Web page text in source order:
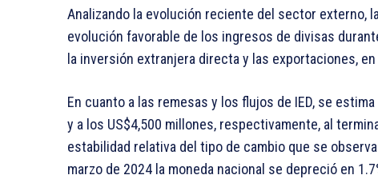
Analizando la evolución reciente del sector externo,
evolución favorable de los ingresos de divisas
la inversión extranjera directa y las exportaciones,
En cuanto a las remesas y los flujos de IED, se
y a los US$4,500 millones, respectivamente, al
estabilidad relativa del tipo de cambio que se
marzo de 2024 la moneda nacional se depreció en